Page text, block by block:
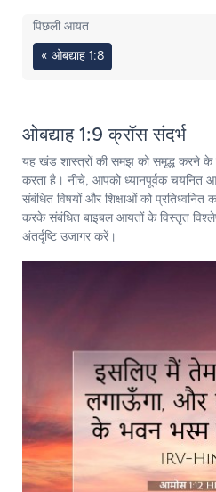
पिछली आयत
« ओबद्याह 1:8
ओबद्याह 1:9 क्रॉस संदर्भ
यह खंड शास्त्रों की समझ को समृद्ध करने के
करता है। नीचे, आपको ध्यानपूर्वक चयनित
संबंधित विषयों और शिक्षाओं को
करके संबंधित बाइबल आयतों के विस्तृत
अंतर्दृष्टि उजागर करें।